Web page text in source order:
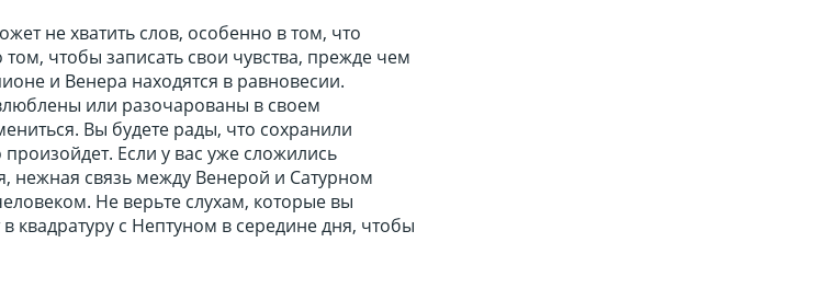
не хватить слов, особенно в том, что
чтобы записать свои чувства, прежде чем
и Венера находятся в равновесии.
или разочарованы в своем
Вы будете рады, что сохранили
Если у вас уже сложились
связь между Венерой и Сатурном
Не верьте слухам, которые вы
квадратуру с Нептуном в середине дня, чтобы